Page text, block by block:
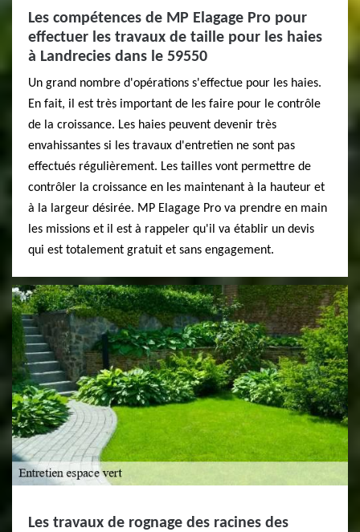
Les compétences de MP Elagage Pro pour
effectuer les travaux de taille pour les haies
à Landrecies dans le 59550
Un grand nombre d'opérations s'effectue pour les haies.
En fait, il est très important de les faire pour le contrôle
de la croissance. Les haies peuvent devenir très
envahissantes si les travaux d'entretien ne sont pas
effectués régulièrement. Les tailles vont permettre de
contrôler la croissance en les maintenant à la hauteur et
à la largeur désirée. MP Elagage Pro va prendre en main
les missions et il est à rappeler qu'il va établir un devis
qui est totalement gratuit et sans engagement.
Les travaux de rognage des racines des